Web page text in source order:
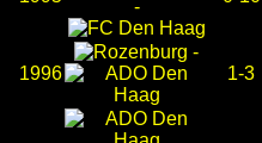
-
1996
-
1-3